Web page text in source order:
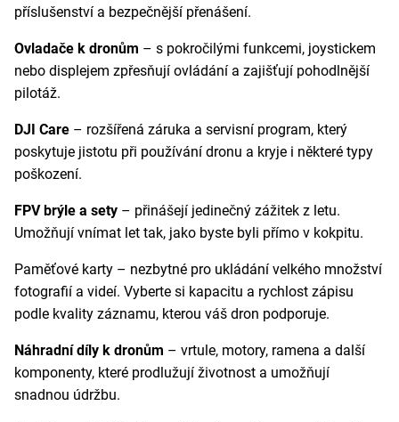
příslušenství a bezpečnější přenášení.
Ovladače k dronům – s pokročilými funkcemi, joystickem
nebo displejem zpřesňují ovládání a zajišťují pohodlnější
pilotáž.
DJI Care – rozšířená záruka a servisní program, který
poskytuje jistotu při používání dronu a kryje i některé typy
poškození.
FPV brýle a sety – přinášejí jedinečný zážitek z letu.
Umožňují vnímat let tak, jako byste byli přímo v kokpitu.
Paměťové karty – nezbytné pro ukládání velkého množství
fotografií a videí. Vyberte si kapacitu a rychlost zápisu
podle kvality záznamu, kterou váš dron podporuje.
Náhradní díly k dronům – vrtule, motory, ramena a další
komponenty, které prodlužují životnost a umožňují
snadnou údržbu.